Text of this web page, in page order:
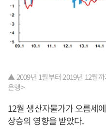
▲ 2009년 1월부터 2019년 12월
은행>
12월 생산자물가가 오름세
상승의 영향을 받았다.